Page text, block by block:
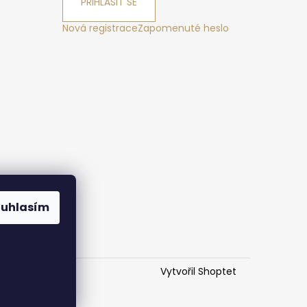
Nová registraceZapomenuté heslo
Vytvořil Shoptet